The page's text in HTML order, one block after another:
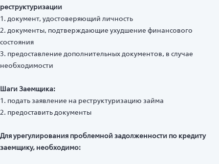
реструктуризации
1. документ, удостоверяющий личность
2. документы, подтверждающие ухудшение финансового
состояния
3. предоставление дополнительных документов, в случае
необходимости
Шаги Заемщика:
1. подать заявление на реструктуризацию займа
2. предоставить документы
Для урегулирования проблемной задолженности по кредиту
заемщику, необходимо: